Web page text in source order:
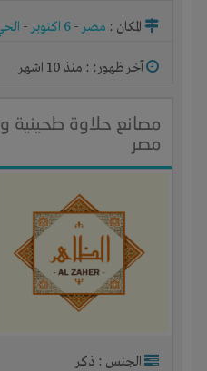
المكان : مصر- 6 اكتوبر -
آخر ظهور: : منذ 10 اشهر
مصانع حلاوة طحينية
مصر
الجنس : ذكر